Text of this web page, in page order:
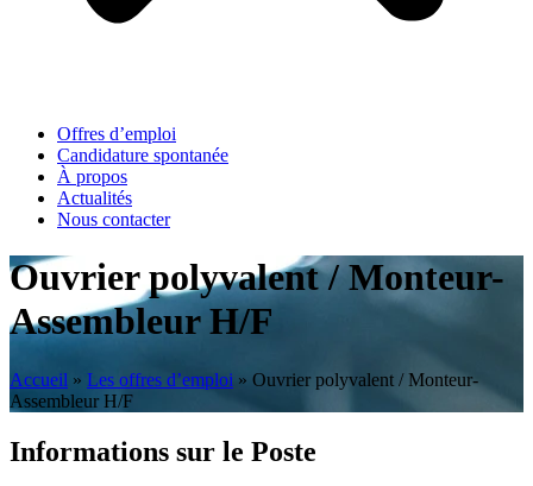
Offres d’emploi
Candidature spontanée
À propos
Actualités
Nous contacter
Ouvrier polyvalent / Monteur-
Assembleur H/F
Accueil » Les offres d’emploi » Ouvrier polyvalent / Monteur-
Assembleur H/F
Informations sur le Poste